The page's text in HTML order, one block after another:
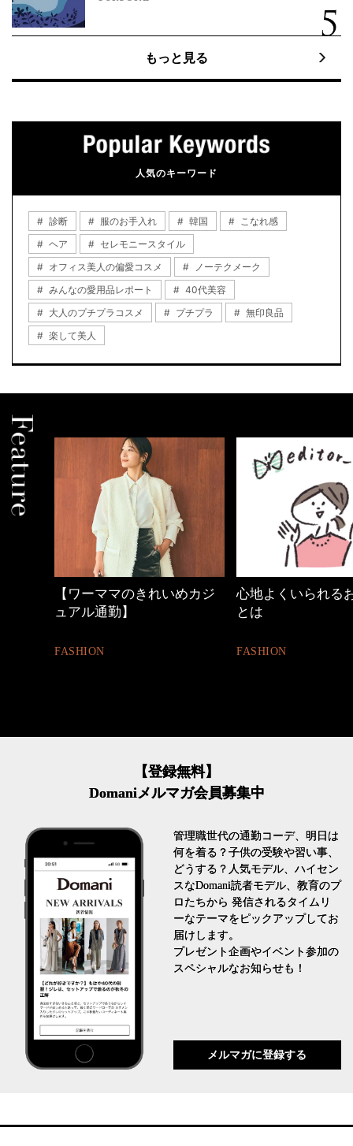
もっと見る
人気のキーワード
診断 服のお手入れ 韓国
こなれ感
ヘア
セレモニースタイル
オフィス美人の偏愛コスメ
ノーテクメーク
みんなの愛用品レポート
40代美容
大人のプチプラコスメ
プチプラ
無印良品
楽して美人
ワーママのきれいめカジ
アル通勤】
心地よくいられるおしゃれ
【登録無料】
Domaniメルマガ会員募集中
管理職世代の通勤コーデ、明日は
何を着る？子供の受験や習い事、
どうする？人気モデル、ハイセン
スなDomani読者モデル、教育のプ
ロたちから 発信されるタイムリ
ーなテーマをピックアップしてお
届けします。
プレゼント企画やイベント参加の
スペシャルなお知らせも！
メルマガに登録する